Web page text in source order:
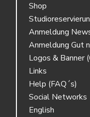
Shop
Anmeldung
Anmeldung Gut
Logos & Banner
Links
Help (FAQ´s)
Social Networks
English